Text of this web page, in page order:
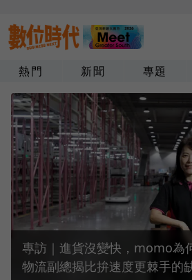
熱門 新聞 專題
專訪｜進貨沒變快，momo為
物流副總揭比拚速度更棘手的